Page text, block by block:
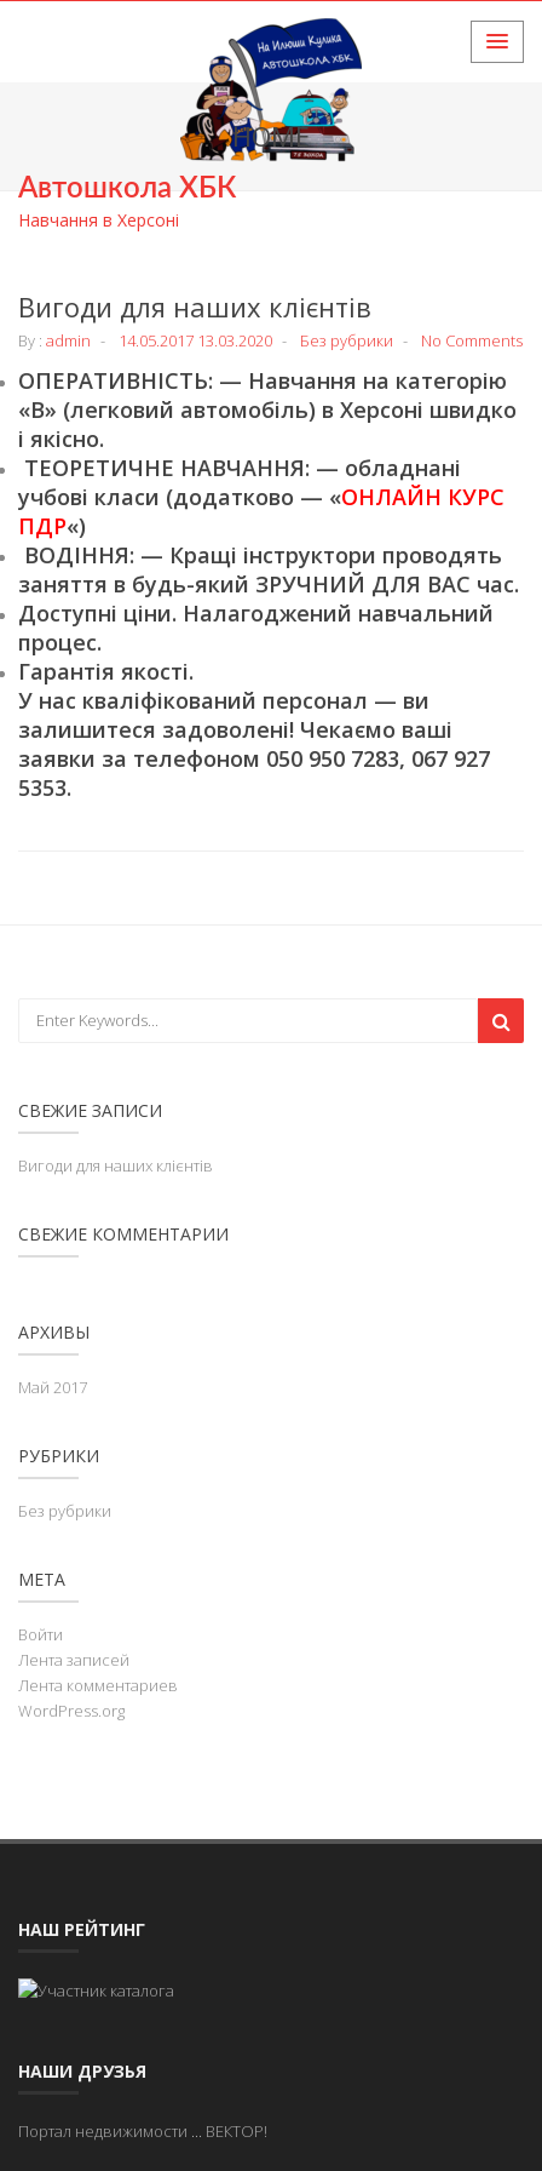
Автошкола ХБК
Навчання в Херсоні
HOME
Вигоди для наших клієнтів
By : admin 14.05.2017 13.03.2020 Без рубрики No Comments
ОПЕРАТИВНІСТЬ: — Навчання на категорію
«В» (легковий автомобіль) в Херсоні швидко
і якісно.
ТЕОРЕТИЧНЕ НАВЧАННЯ: — обладнані
учбові класи (додатково — «ОНЛАЙН КУРС
ПДР«)
ВОДІННЯ: — Кращі інструктори проводять
заняття в будь-який ЗРУЧНИЙ ДЛЯ ВАС час.
Доступні ціни. Налагоджений навчальний
процес.
Гарантія якості.
У нас кваліфікований персонал — ви
залишитеся задоволені! Чекаємо ваші
заявки за телефоном 050 950 7283, 067 927
5353.
СВЕЖИЕ ЗАПИСИ
Вигоди для наших клієнтів
СВЕЖИЕ КОММЕНТАРИИ
АРХИВЫ
Май 2017
РУБРИКИ
Без рубрики
МЕТА
Войти
Лента записей
Лента комментариев
WordPress.org
НАШ РЕЙТИНГ
НАШИ ДРУЗЬЯ
Портал недвижимости ... ВЕКТОР!